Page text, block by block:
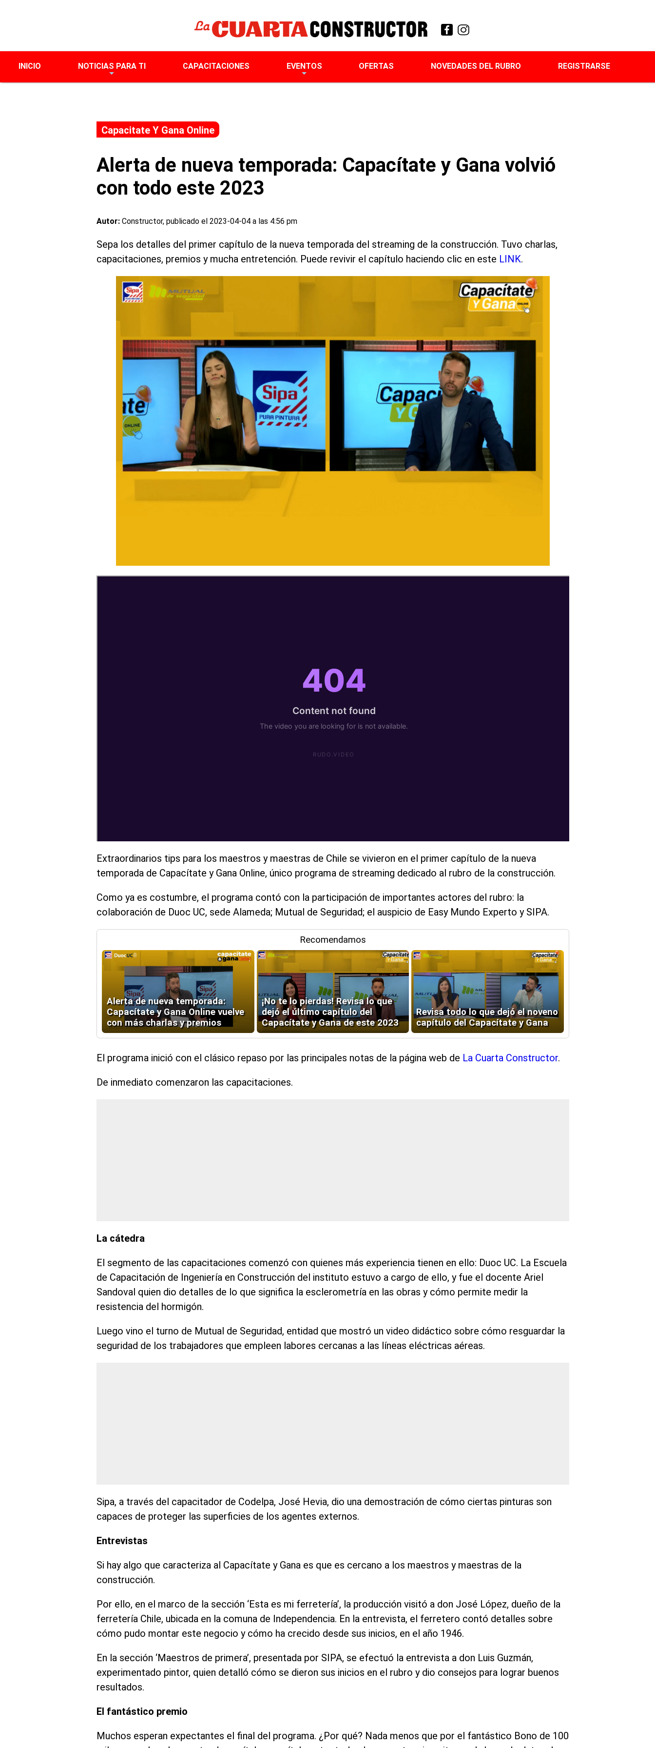
INICIO NOTICIAS PARA TI CAPACITACIONES EVENTOS OFERTAS NOVEDADES DEL RUBRO REGISTRARSE
Capacitate Y Gana Online
Alerta de nueva temporada: Capacítate y Gana volvió
con todo este 2023
Autor: Constructor, publicado el 2023-04-04 a las 4:56 pm
Sepa los detalles del primer capítulo de la nueva temporada del streaming de la construcción. Tuvo charlas,
capacitaciones, premios y mucha entretención. Puede revivir el capítulo haciendo clic en este LINK.
Extraordinarios tips para los maestros y maestras de Chile se vivieron en el primer capítulo de la nueva
temporada de Capacítate y Gana Online, único programa de streaming dedicado al rubro de la construcción.
Como ya es costumbre, el programa contó con la participación de importantes actores del rubro: la
colaboración de Duoc UC, sede Alameda; Mutual de Seguridad; el auspicio de Easy Mundo Experto y SIPA.
Recomendamos
Alerta de nueva temporada:
Capacítate y Gana Online vuelve
con más charlas y premios
¡No te lo pierdas! Revisa lo que
dejó el último capítulo del
Capacítate y Gana de este 2023
Revisa todo lo que dejó el noveno
capítulo del Capacítate y Gana
El programa inició con el clásico repaso por las principales notas de la página web de La Cuarta Constructor.
De inmediato comenzaron las capacitaciones.
La cátedra
El segmento de las capacitaciones comenzó con quienes más experiencia tienen en ello: Duoc UC. La Escuela
de Capacitación de Ingeniería en Construcción del instituto estuvo a cargo de ello, y fue el docente Ariel
Sandoval quien dio detalles de lo que significa la esclerometría en las obras y cómo permite medir la
resistencia del hormigón.
Luego vino el turno de Mutual de Seguridad, entidad que mostró un video didáctico sobre cómo resguardar la
seguridad de los trabajadores que empleen labores cercanas a las líneas eléctricas aéreas.
Sipa, a través del capacitador de Codelpa, José Hevia, dio una demostración de cómo ciertas pinturas son
capaces de proteger las superficies de los agentes externos.
Entrevistas
Si hay algo que caracteriza al Capacítate y Gana es que es cercano a los maestros y maestras de la
construcción.
Por ello, en el marco de la sección ‘Esta es mi ferretería’, la producción visitó a don José López, dueño de la
ferretería Chile, ubicada en la comuna de Independencia. En la entrevista, el ferretero contó detalles sobre
cómo pudo montar este negocio y cómo ha crecido desde sus inicios, en el año 1946.
En la sección ‘Maestros de primera’, presentada por SIPA, se efectuó la entrevista a don Luis Guzmán,
experimentado pintor, quien detalló cómo se dieron sus inicios en el rubro y dio consejos para lograr buenos
resultados.
El fantástico premio
Muchos esperan expectantes el final del programa. ¿Por qué? Nada menos que por el fantástico Bono de 100